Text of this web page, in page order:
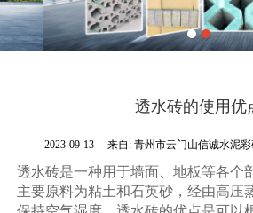
透水砖的使用优
2023-09-13 来自:青州市云门山信诚水泥彩
透水砖是一种用于墙面、地板等各个
主要原料为粘土和石英砂，经由高压